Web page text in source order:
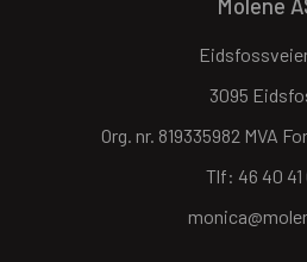
Molene
3095
Org. nr. 819335982 MVA
Tlf: 46 40